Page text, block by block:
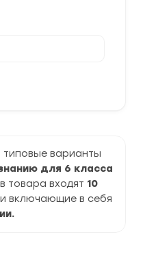
типовые варианты
для 6 класса
товара входят 10
включающие в себя